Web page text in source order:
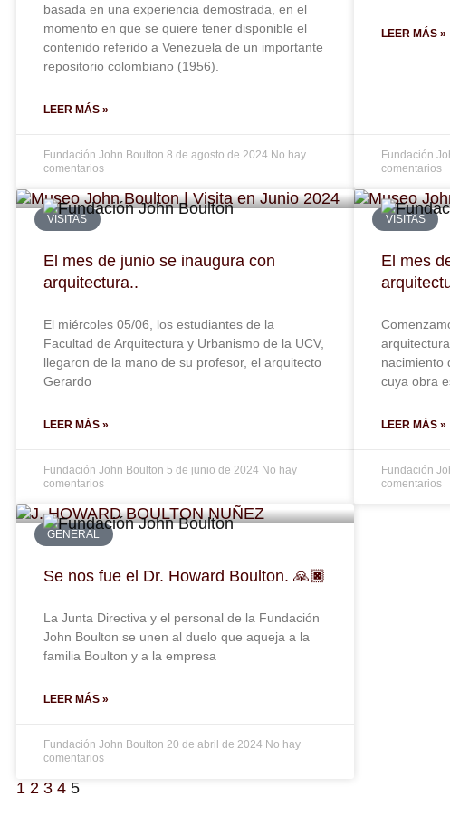
basada en una experiencia demostrada, en el
momento en que se quiere tener disponible el
contenido referido a Venezuela de un importante
repositorio colombiano (1956).
LEER MÁS »
Fundación John Boulton 8 de agosto de 2024 No hay
comentarios
LEER MÁS »
Fundación
comentarios
VISITAS
El mes de junio se inaugura con
arquitectura..
El miércoles 05/06, los estudiantes de la
Facultad de Arquitectura y Urbanismo de la UCV,
llegaron de la mano de su profesor, el arquitecto
Gerardo
LEER MÁS »
Fundación John Boulton 5 de junio de 2024 No hay
comentarios
VISITAS
El mes
nacimiento
cuya obra
LEER MÁS »
Fundación
comentarios
GENERAL
Se nos fue el Dr. Howard Boulton. 🙏🏿
La Junta Directiva y el personal de la Fundación
John Boulton se unen al duelo que aqueja a la
familia Boulton y a la empresa
LEER MÁS »
Fundación John Boulton 20 de abril de 2024 No hay
comentarios
1 2 3 4 5